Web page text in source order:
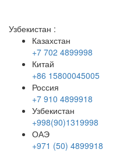
Узбекистан :
Казахстан
+7 702 4899998
Китай
+86 15800045005
Россия
+7 910 4899918
Узбекистан
+998(90)1319998
ОАЭ
+971 (50) 4899918